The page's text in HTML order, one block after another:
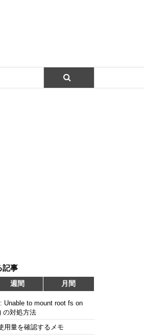
記事
週間 月間
Unable to mount root fs on
の対処方法
用量を確認するメモ